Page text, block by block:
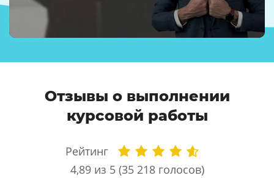
Отзывы о выполнении
курсовой работы
Рейтинг
4,89 из 5 (35 218голосов)